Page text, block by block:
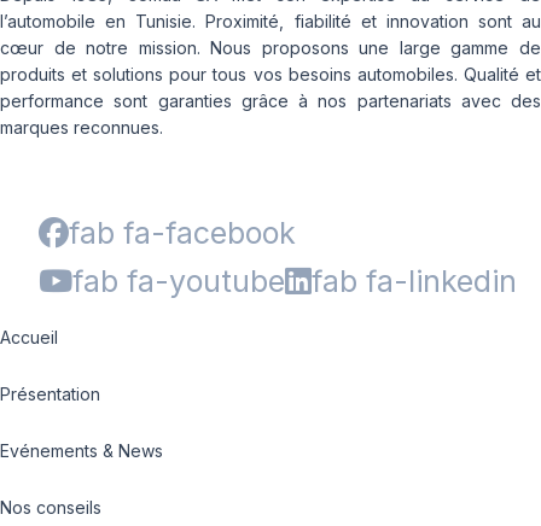
l’automobile en Tunisie. Proximité, fiabilité et innovation sont au
cœur de notre mission. Nous proposons une large gamme de
produits et solutions pour tous vos besoins automobiles. Qualité et
performance sont garanties grâce à nos partenariats avec des
marques reconnues.
fab fa-facebook
fab fa-youtube
fab fa-linkedin
Accueil
Présentation
Evénements & News
Nos conseils